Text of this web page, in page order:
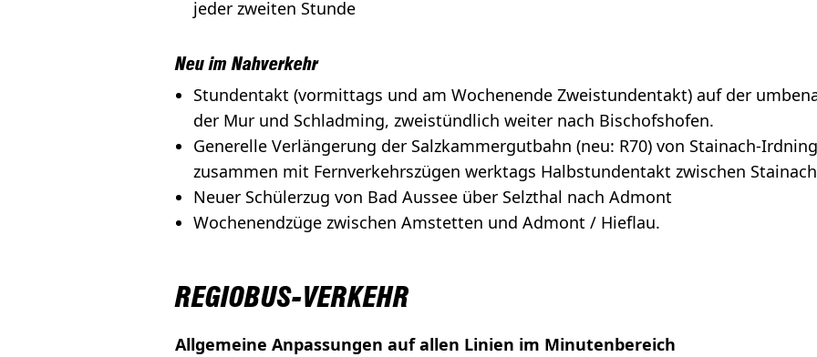
jeder zweiten Stunde
Neu im Nahverkehr
Stundentakt (vormittags und am Wochenende Zweistundentakt) auf der
der Mur und Schladming, zweistündlich weiter nach Bischofshofen.
Generelle Verlängerung der Salzkammergutbahn (neu: R70) von Stainach-
zusammen mit Fernverkehrszügen werktags Halbstundentakt zwischen
Neuer Schülerzug von Bad Aussee über Selzthal nach Admont
Wochenendzüge zwischen Amstetten und Admont / Hieflau.
REGIOBUS-VERKEHR
Allgemeine Anpassungen auf allen Linien im Minutenbereich